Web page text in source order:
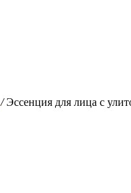
/Эссенция для лица с